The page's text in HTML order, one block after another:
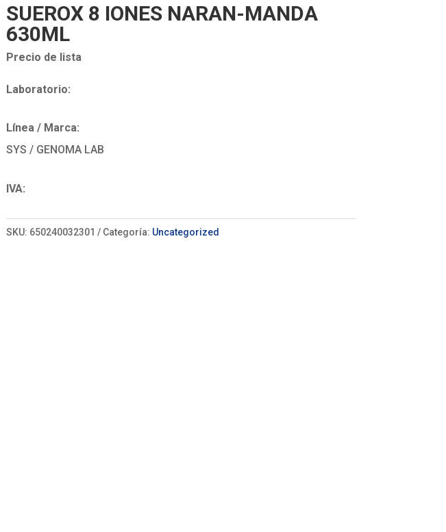
SUEROX 8 IONES NARAN-MANDA
630ML
Precio de lista
Laboratorio:
Línea / Marca:
SYS / GENOMA LAB
IVA:
SKU: 650240032301 Categoría: Uncategorized